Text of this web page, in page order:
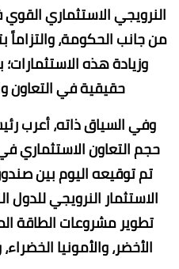
النرويجي الاستثماري
من جانب الحكومة، والتزاماً
وزيادة هذه
حقيقية في التعاون
وفي السياق ذاته، أعرب
حجم التعاون الاستثماري
تم توقيعه اليوم بين
تطوير مشروعات الطاقة
الأخضر، والأمونيا